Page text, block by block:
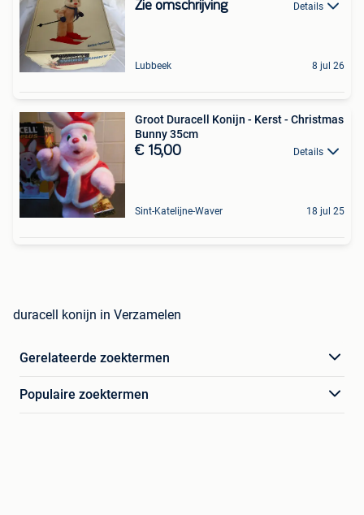
Zie omschrijving Details
Lubbeek 8 jul 26
Groot Duracell Konijn - Kerst - Christmas
Bunny 35cm
€ 15,00 Details
Sint-Katelijne-Waver 18 jul 25
duracell konijn in Verzamelen
Gerelateerde zoektermen
Populaire zoektermen